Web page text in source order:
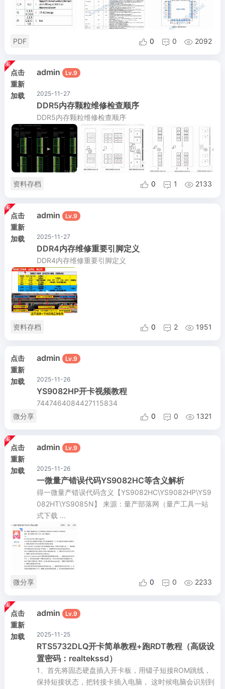
PDF  0  0  2092
点击
重新
加载
admin Lv.9
2025-11-27
DDR5内存颗粒维修检查顺序
DDR5内存颗粒维修检查顺序
资料存档  0  1  2133
点击
重新
加载
admin Lv.9
2025-11-27
DDR4内存维修重要引脚定义
DDR4内存维修重要引脚定义
资料存档  0  2  1951
点击
重新
加载
admin Lv.9
2025-11-26
YS9082HP开卡视频教程
7447464084427115834
微分享
 0  0  1321
点击
重新
加载
admin Lv.9
2025-11-26
一微量产错误代码YS9082HC等含义解析
得一微量产错误代码含义【YS9082HC\YS9082HP\YS9
082HT\YS9085N】 来源：量产部落网（量产工具一站
式下载 ...
微分享  0  0  2233
点击
重新
加载
admin Lv.9
2025-11-25
RTS5732DLQ开卡简单教程+跑RDT教程（高级设
置密码：realtekssd）
1、首先将固态硬盘插入开卡板，用镊子短接ROM跳线，
保持短接状态，把转接卡插入电脑， 这时候电脑会识别到